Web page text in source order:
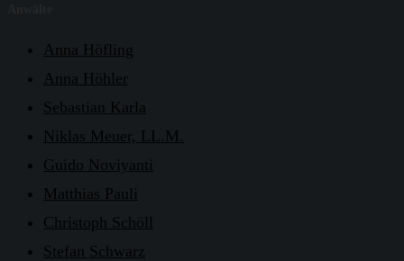
Anna Höfling
Anna Höhler
Sebastian Karla
Niklas Meuer, LL.M.
Guido Noviyanti
Matthias Pauli
Christoph Schöll
Stefan Schwarz